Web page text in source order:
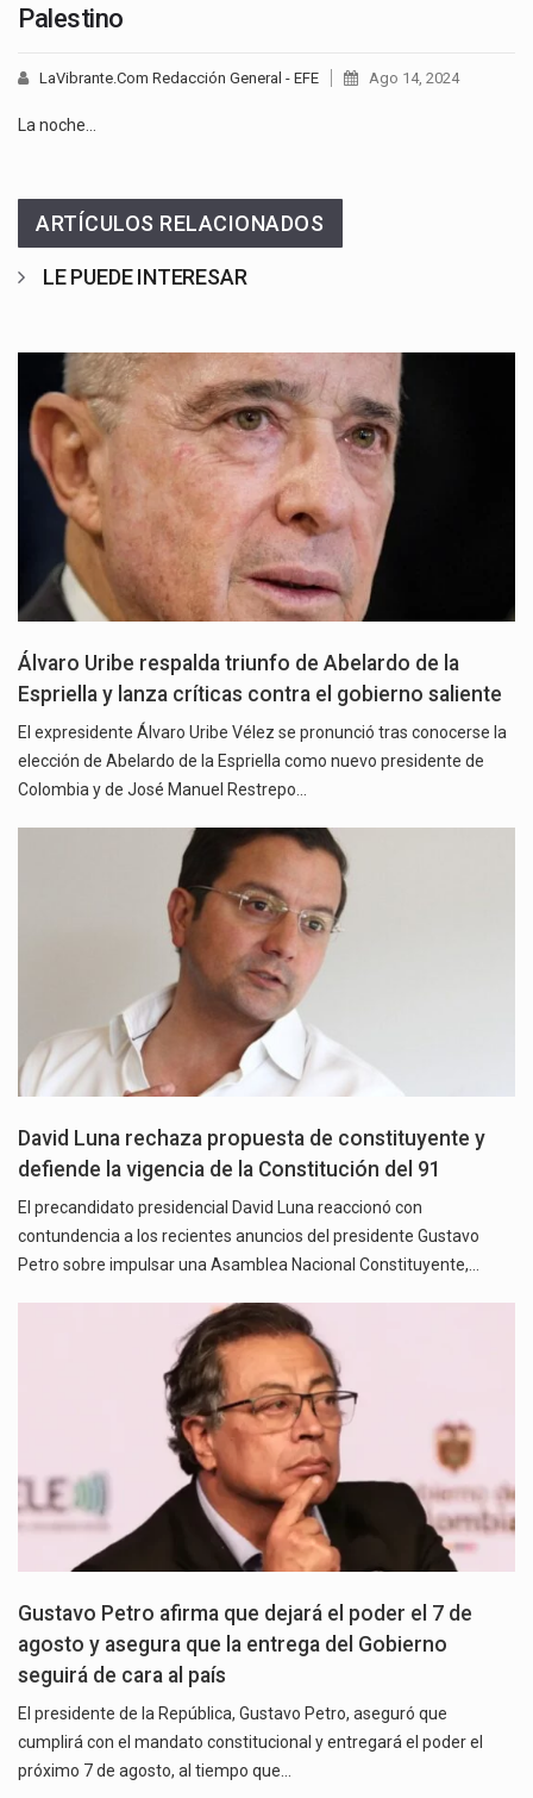
Palestino
LaVibrante.Com Redacción General - EFE Ago 14, 2024
La noche…
ARTÍCULOS RELACIONADOS
LE PUEDE INTERESAR
Álvaro Uribe respalda triunfo de Abelardo de la
Espriella y lanza críticas contra el gobierno saliente
El expresidente Álvaro Uribe Vélez se pronunció tras conocerse la
elección de Abelardo de la Espriella como nuevo presidente de
Colombia y de José Manuel Restrepo…
David Luna rechaza propuesta de constituyente y
defiende la vigencia de la Constitución del 91
El precandidato presidencial David Luna reaccionó con
contundencia a los recientes anuncios del presidente Gustavo
Petro sobre impulsar una Asamblea Nacional Constituyente,…
Gustavo Petro afirma que dejará el poder el 7 de
agosto y asegura que la entrega del Gobierno
seguirá de cara al país
El presidente de la República, Gustavo Petro, aseguró que
cumplirá con el mandato constitucional y entregará el poder el
próximo 7 de agosto, al tiempo que…